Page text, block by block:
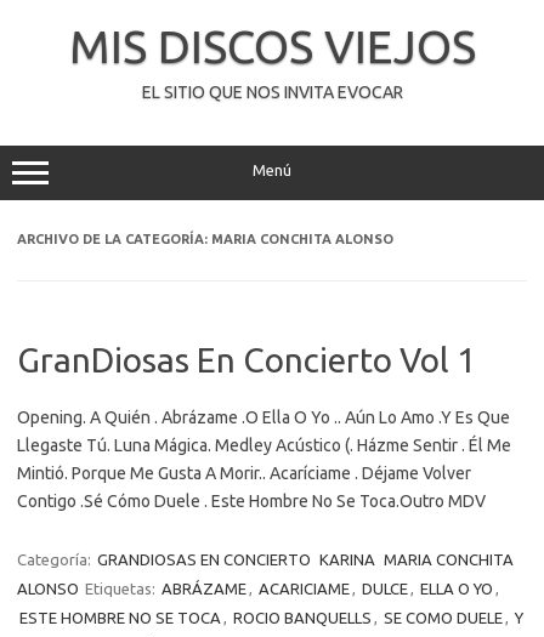
contenidoMIS DISCOS VIEJOS
EL SITIO QUE NOS INVITA EVOCAR
Menú
ARCHIVO DE LA CATEGORÍA: MARIA CONCHITA ALONSO
GranDiosas En Concierto Vol 1
Opening. A Quién . Abrázame .O Ella O Yo .. Aún Lo Amo .Y Es Que
Llegaste Tú. Luna Mágica. Medley Acústico (. Házme Sentir . Él Me
Mintió. Porque Me Gusta A Morir.. Acaríciame . Déjame Volver
Contigo .Sé Cómo Duele . Este Hombre No Se Toca.Outro MDV
Categoría: GRANDIOSAS EN CONCIERTO KARINA MARIA CONCHITA
ALONSO Etiquetas: ABRÁZAME, ACARICIAME, DULCE, ELLA O YO ,
ESTE HOMBRE NO SE TOCA , ROCIO BANQUELLS , SE COMO DUELE, Y